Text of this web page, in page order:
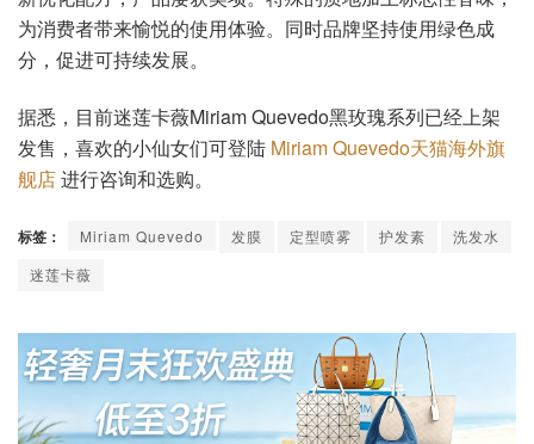
为消费者带来愉悦的使用体验。同时品牌坚持使用绿色成
分，促进可持续发展。
据悉，目前迷莲卡薇Miriam Quevedo黑玫瑰系列已经上架
发售，喜欢的小仙女们可登陆 Miriam Quevedo天猫海外旗
舰店进行咨询和选购。
标签： Miriam Quevedo 发膜 定型喷雾 护发素
洗发水
迷莲卡薇